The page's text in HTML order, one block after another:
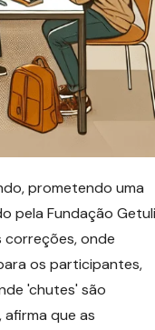
prometendo uma
pela Fundação
correções, onde
os participantes,
'chutes' são
que as